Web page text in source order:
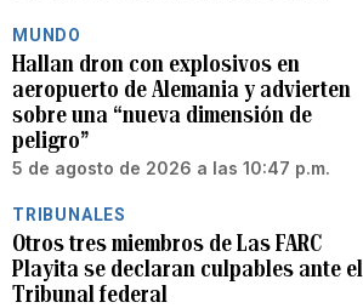
MUNDO
Hallan dron con explosivos en
aeropuerto de Alemania y advierten
sobre una “nueva dimensión de
peligro”
5 de agosto de 2026 a las 10:47 p.m.
TRIBUNALES
Otros tres miembros de Las FARC
Playita se declaran culpables ante el
Tribunal federal